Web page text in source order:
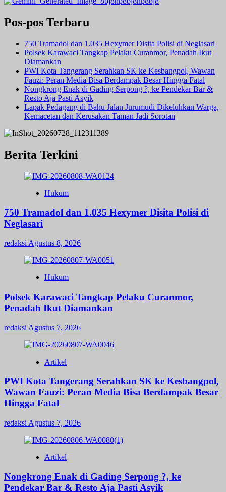
Pos-pos Terbaru
750 Tramadol dan 1.035 Hexymer Disita Polisi di Neglasari
Polsek Karawaci Tangkap Pelaku Curanmor, Penadah Ikut
Diamankan
PWI Kota Tangerang Serahkan SK ke Kesbangpol, Wawan
Fauzi: Peran Media Bisa Berdampak Besar Hingga Fatal
Nongkrong Enak di Gading Serpong ?, ke Pendekar Bar &
Resto Aja Pasti Asyik
Lapak Pedagang di Bahu Jalan Jurumudi Dikeluhkan Warga,
Kemacetan dan Kerusakan Taman Jadi Sorotan
Berita Terkini
Hukum
750 Tramadol dan 1.035 Hexymer Disita Polisi di
Neglasari
redaksi Agustus 8, 2026
Hukum
Polsek Karawaci Tangkap Pelaku Curanmor,
Penadah Ikut Diamankan
redaksi Agustus 7, 2026
Artikel
PWI Kota Tangerang Serahkan SK ke Kesbangpol,
Wawan Fauzi: Peran Media Bisa Berdampak Besar
Hingga Fatal
redaksi Agustus 7, 2026
Artikel
Nongkrong Enak di Gading Serpong ?, ke
Pendekar Bar & Resto Aja Pasti Asyik